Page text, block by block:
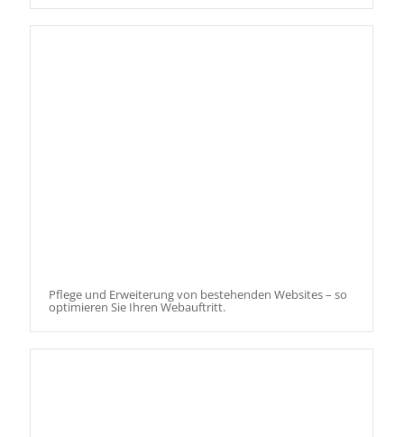
Pflege und Erweiterung von bestehenden Websites – so
optimieren Sie Ihren Webauftritt.